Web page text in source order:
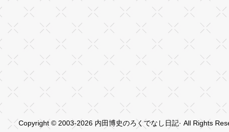
Copyright © 2003-2026 内田博史のろくでなし日記· All Rights